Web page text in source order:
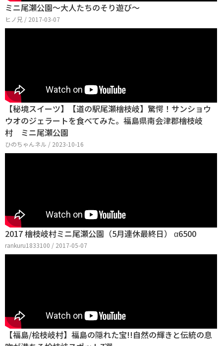
ミニ尾瀬公園～大人たちのそり遊び～
ヒノ兄 / 2017-03-07
【秘境スイーツ】【道の駅尾瀬檜枝岐】驚愕！サンショウ
ウオのジェラートを食べてみた。福島県南会津郡檜枝岐
村 ミニ尾瀬公園
ひのちゃんネル / 2023-10-16
2017 檜枝岐村ミニ尾瀬公園（5月連休最終日） α6500
rankuru1833100 / 2017-05-07
【福島/桧枝岐村】福島の隠れた宝!!自然の輝きと伝統の息